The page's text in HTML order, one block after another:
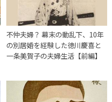
不仲夫婦？ 幕末の動乱下、10年
の別居婚を経験した徳川慶喜と
一条美賀子の夫婦生活【前編】